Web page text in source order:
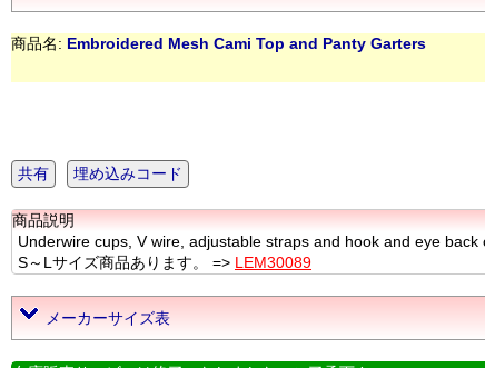
商品名: Embroidered Mesh Cami Top and Panty Garters
共有 埋め込みコード
商品説明
Underwire cups, V wire, adjustable straps and hook and eye
S～Lサイズ商品あります。 => LEM30089
メーカーサイズ表